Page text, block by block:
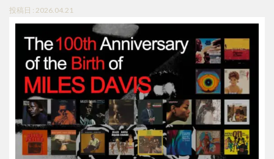
投稿日 : 2026.04.21